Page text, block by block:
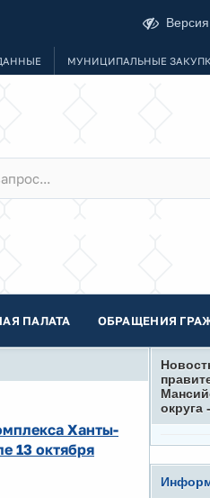
МУНИЦИПАЛЬНЫЕ
ПАЛАТА ОБРАЩЕНИЯ
Ханты-
13 октября